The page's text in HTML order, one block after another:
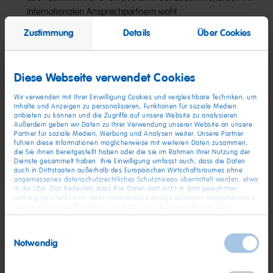
Zustimmung Details Über Cookies
Diese Webseite verwendet Cookies
Wir verwenden mit Ihrer Einwilligung Cookies und vergleichbare Techniken, um
Inhalte und Anzeigen zu personalisieren, Funktionen für soziale Medien
anbieten zu können und die Zugriffe auf unsere Website zu analysieren.
Außerdem geben wir Daten zu Ihrer Verwendung unserer Website an unsere
Partner für soziale Medien, Werbung und Analysen weiter. Unsere Partner
führen diese Informationen möglicherweise mit weiteren Daten zusammen,
die Sie ihnen bereitgestellt haben oder die sie im Rahmen Ihrer Nutzung der
Dienste gesammelt haben. Ihre Einwilligung umfasst auch, dass die Daten
auch in Drittstaaten außerhalb des Europäischen Wirtschaftsraumes ohne
angemessenes datenschutzrechtliches Schutzniveau übermittelt werden, etwa
in die USA. Das bedeutet, dass Ihre Daten dort nicht in dem gewohnten
Umfang geschützt sind, dass insbesondere dortige Behörden möglicherweise
Rechtsbehelfe zur Verfügung stehen. Sie haben das Rechts, Ihre Einwilligung
finden Sie detaillierten Informationen zur Verarbeitung
Ihrer Daten und zum Widerruf Ihrer Einwilligung. Unser Impressum finden Sie
Notwendig
internationalen Ansprechpartnern wohl
Unsere Extratüte an Benefits​:
Urlaub plus bis zu 10 Gleitzeittage, bezahlt frei am 24. und
31.12., bis zu 5 Tage Homeoffice monatlich, Zeitwertkonten
für kurze Auszeiten oder früheren Renteneintritt, Zugang zu
Rabattportalen sowie einer Handelshof-Einkaufskarte
Faire Vergütung:Weihnachts- und Urlaubsgeld,
Erfolgsbeteiligungsbonus pro Quartal,
arbeitgeberfinanzierte Altersvorsorge mit Bezuschussung
bei freiwilliger Entgeltumwandlung, Bezuschussung bei
ÖPNV-Nutzung
Gesundheitsmanagement:Jährlicher Gesundheitsbonus
von bis zu 600 €, vergünstigte Mitgliedschaft im Urban
Sports Club, Fahrradleasing über JobRad